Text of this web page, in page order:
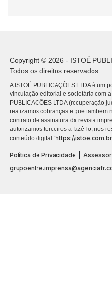
Copyright © 2026 - ISTOÉ
Todos os direitos reservados.
A ISTOÉ PUBLICAÇÕES LTDA é um
vinculação editorial e societária com
PUBLICACÕES LTDA (recuperação
realizamos cobranças e que também
contrato de assinatura da revista
autorizamos terceiros a fazê-lo, nos
conteúdo digital “https://istoe.com.br
Política de Privacidade